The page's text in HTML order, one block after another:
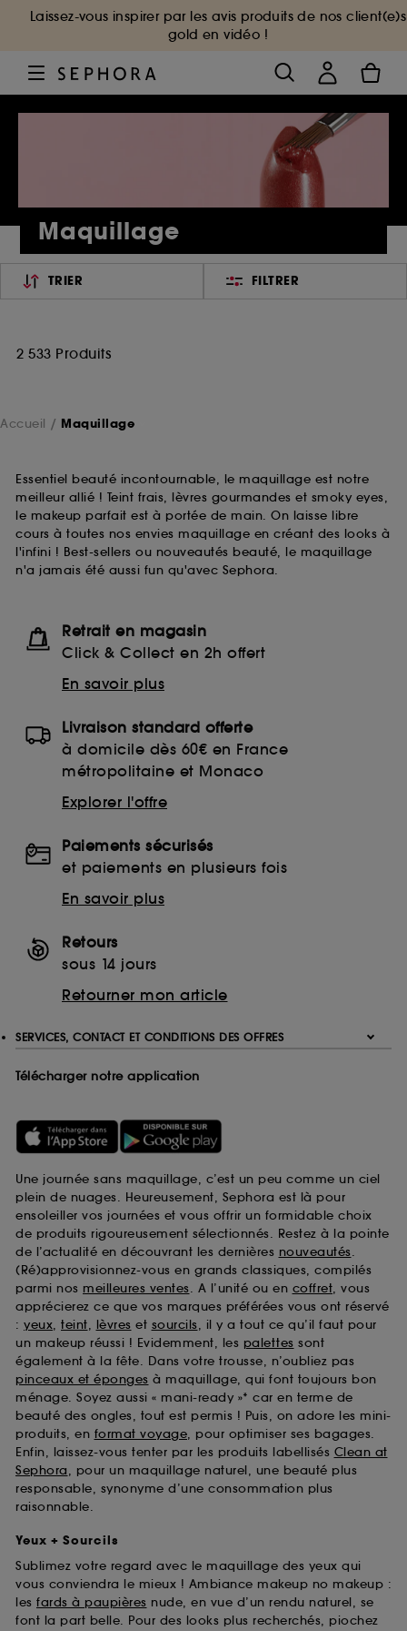
Laissez-vous inspirer par les avis produits de nos client(e)s
gold en vidéo !
Maquillage
TRIER FILTRER
2 533 Produits
Accueil Maquillage
Essentiel beauté incontournable, le maquillage est notre
meilleur allié ! Teint frais, lèvres gourmandes et smoky eyes,
le makeup parfait est à portée de main. On laisse libre
cours à toutes nos envies maquillage en créant des looks à
l'infini ! Best-sellers ou nouveautés beauté, le maquillage
n'a jamais été aussi fun qu'avec Sephora.
Retrait en magasin
Click & Collect en 2h offert
En savoir plus
Livraison standard offerte
à domicile dès 60€ en France
métropolitaine et Monaco
Explorer l'offre
Paiements sécurisés
et paiements en plusieurs fois
En savoir plus
Retours
sous 14 jours
Retourner mon article
SERVICES, CONTACT ET CONDITIONS DES OFFRES
Télécharger notre application
Une journée sans maquillage, c’est un peu comme un ciel
plein de nuages. Heureusement, Sephora est là pour
ensoleiller vos journées et vous offrir un formidable choix
de produits rigoureusement sélectionnés. Restez à la pointe
de l’actualité en découvrant les dernières nouveautés.
(Ré)approvisionnez-vous en grands classiques, compilés
parmi nos meilleures ventes. A l’unité ou en coffret, vous
apprécierez ce que vos marques préférées vous ont réservé
: yeux, teint, lèvres et sourcils, il y a tout ce qu’il faut pour
un makeup réussi ! Evidemment, les palettes sont
également à la fête. Dans votre trousse, n’oubliez pas
pinceaux et éponges à maquillage, qui font toujours bon
ménage. Soyez aussi « mani-ready »* car en terme de
beauté des ongles, tout est permis ! Puis, on adore les mini-
produits, en format voyage, pour optimiser ses bagages.
Enfin, laissez-vous tenter par les produits labellisés Clean at
Sephora, pour un maquillage naturel, une beauté plus
responsable, synonyme d’une consommation plus
raisonnable.
Yeux + Sourcils
Sublimez votre regard avec le maquillage des yeux qui
vous conviendra le mieux ! Ambiance makeup no makeup :
les fards à paupières nude, en vue d’un rendu naturel, se
font la part belle. Pour des looks plus recherchés, piochez